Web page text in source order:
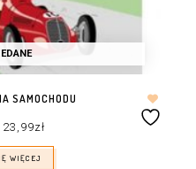
SAMOCHODU
cena
wynosiła:
29,90zł.
23,99złcena
23,99zł.
WIĘCEJ